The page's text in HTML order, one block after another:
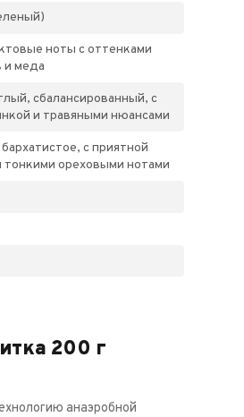
ноты с оттенками
и меда
сбалансированный, с
и травяными нюансами
с приятной
ореховыми нотами
200 г
анаэробной